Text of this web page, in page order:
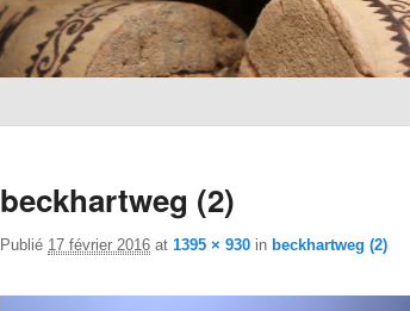
beckhartweg (2)
Publié 17 février 2016 at 1395 × 930 in beckhartweg (2)